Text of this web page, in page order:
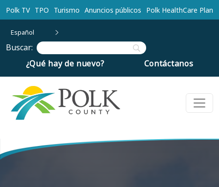
Ir al contenido principal
Polk TV TPO Turismo Anuncios públicos Polk HealthCare Plan
Español
Buscar:
¿Qué hay de nuevo?
Contáctanos